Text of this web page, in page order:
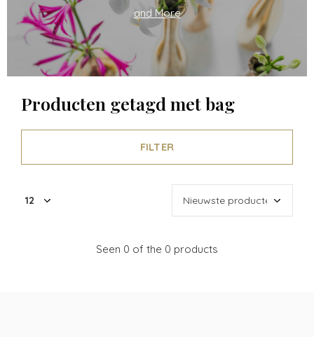
and More
Producten getagd met bag
FILTER
Seen 0 of the 0 products